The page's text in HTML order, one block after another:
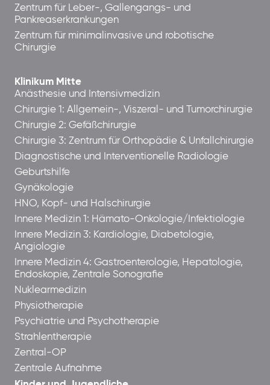
Zentrum für Leber-, Gallengangs- und
Pankreaserkrankungen
Zentrum für minimalinvasive und robotische
Chirurgie
Klinikum Mitte
Anästhesie und Intensivmedizin
Chirurgie 1: Allgemein-, Viszeral- und Tumorchirurgie
Chirurgie 2: Gefäßchirurgie
Chirurgie 3: Zentrum für Orthopädie & Unfallchirurgie
Diagnostische und Interventionelle Radiologie
Geburtshilfe
Gynäkologie
HNO, Kopf- und Halschirurgie
Innere Medizin 1: Hämato-Onkologie/Infektiologie
Innere Medizin 3: Kardiologie, Diabetologie,
Angiologie
Innere Medizin 4: Gastroenterologie, Hepatologie,
Endoskopie, Zentrale Sonografie
Nuklearmedizin
Physiotherapie
Psychiatrie und Psychotherapie
Strahlentherapie
Zentral-OP
Zentrale Aufnahme